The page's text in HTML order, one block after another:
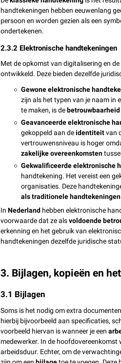
handtekeningen hebben eeuwenlang
persoon en worden gezien als een
ondertekenen.
2.3.2 Elektronische handtekeningen
Met de opkomst van digitalisering en
ontwikkeld. Deze bieden dezelfde
Gewone elektronische
zijn als het typen van je naam in
te maken, is de
Geavanceerde elektronische
gekoppeld aan deidentiteitvan
vertrouwensniveau is hoger
zakelijke overeenkomsten
Gekwalificeerde elektronische
handtekening. Het vereist een
organisaties. Deze
als traditionele handtekeningen
InNederland hebben elektronische
voorwaarde dat ze alsvoldoende
erkenning en het gebruik van
handtekeningen dezelfde juridische
3. Bijlagen, kopieën en
3.1 Bijlagen
Soms is het nodig om extra
hierbij bijvoorbeeld aan specificaties,
voorbeeld hiervan is wanneer je een
medewerker. In de
arbeidsduur. Echter, om de